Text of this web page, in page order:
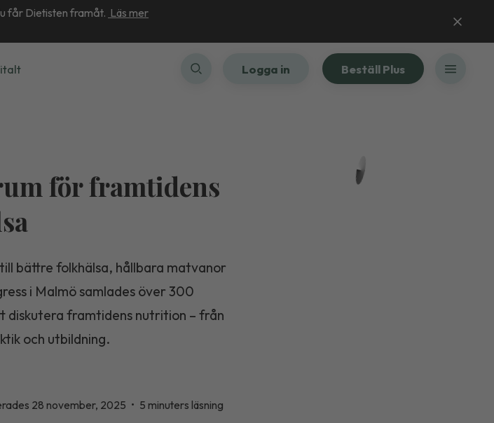
får Dietisten framåt. Läs mer
Logga in Beställ Plus
för framtidens
bättre folkhälsa, hållbara matvanor
i Malmö samlades över 300
diskutera framtidens nutrition – från
och utbildning.
28 november, 2025 • 5 minuters läsning